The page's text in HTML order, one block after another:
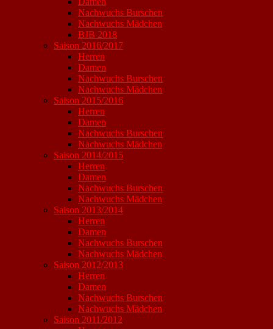
Nachwuchs Burschen
Nachwuchs Mädchen
BJB 2018
Saison 2016/2017
Herren
Damen
Nachwuchs Burschen
Nachwuchs Mädchen
Saison 2015/2016
Herren
Damen
Nachwuchs Burschen
Nachwuchs Mädchen
Saison 2014/2015
Herren
Damen
Nachwuchs Burschen
Nachwuchs Mädchen
Saison 2013/2014
Herren
Damen
Nachwuchs Burschen
Nachwuchs Mädchen
Saison 2012/2013
Herren
Damen
Nachwuchs Burschen
Nachwuchs Mädchen
Saison 2011/2012